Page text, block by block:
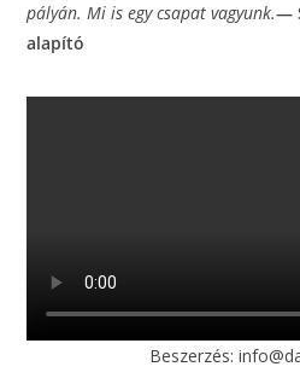
pályán. Mi is egy csapat vagyunk.—
alapító
Beszerzés: